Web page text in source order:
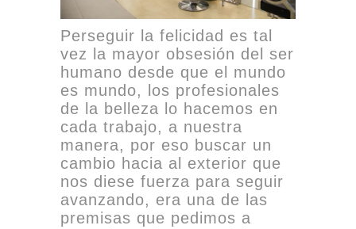
Perseguir la felicidad es tal
vez la mayor obsesión del ser
humano desde que el mundo
es mundo, los profesionales
de la belleza lo hacemos en
cada trabajo, a nuestra
manera, por eso buscar un
cambio hacia al exterior que
nos diese fuerza para seguir
avanzando, era una de las
premisas que pedimos a